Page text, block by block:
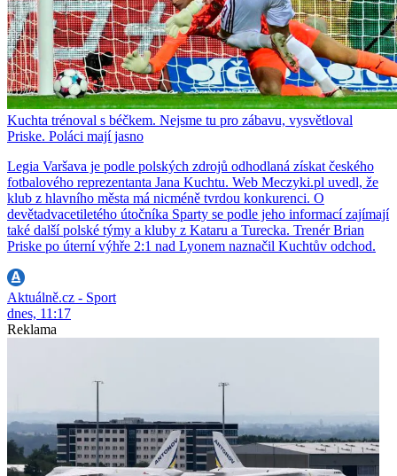
Kuchta trénoval s béčkem. Nejsme tu pro zábavu, vysvětloval
Priske. Poláci mají jasno
Legia Varšava je podle polských zdrojů odhodlaná získat českého
fotbalového reprezentanta Jana Kuchtu. Web Meczyki.pl uvedl, že
klub z hlavního města má nicméně tvrdou konkurenci. O
devětadvacetiletého útočníka Sparty se podle jeho informací zajímají
také další polské týmy a kluby z Kataru a Turecka. Trenér Brian
Priske po úterní výhře 2:1 nad Lyonem naznačil Kuchtův odchod.
Aktuálně.cz - Sport
dnes, 11:17
Reklama